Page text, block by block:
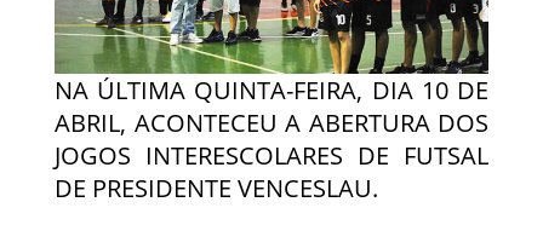
NA ÚLTIMA QUINTA-FEIRA, DIA 10 DE
ABRIL, ACONTECEU A ABERTURA DOS
JOGOS INTERESCOLARES DE FUTSAL
DE PRESIDENTE VENCESLAU.